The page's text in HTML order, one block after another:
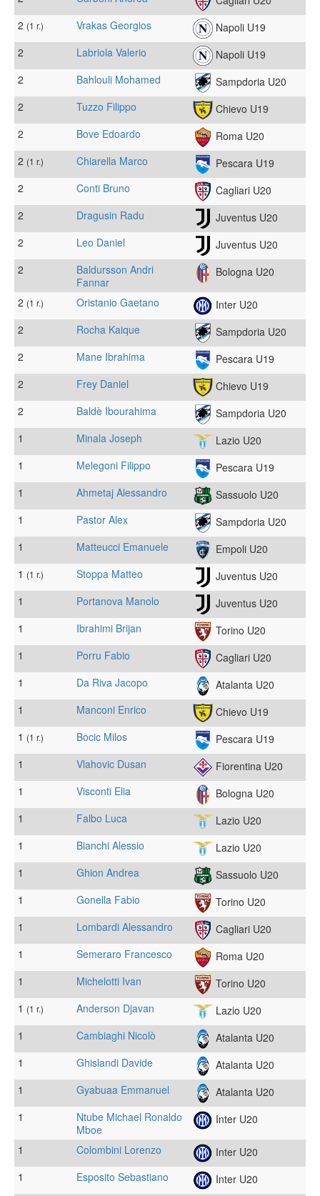
2 (1 r.) Vrakas Georgios
Napoli U19
2
Labriola Valerio
Napoli U19
2
Bahlouli Mohamed
Sampdoria U20
2
Tuzzo Filippo
Chievo U19
2
Bove Edoardo
Roma U20
2 (1 r.) Chiarella Marco
Pescara U19
2
Conti Bruno
Cagliari U20
2
Dragusin Radu
Juventus U20
2
Leo Daniel
Juventus U20
2
Baldursson Andri
Fannar
Bologna U20
2 (1 r.) Oristanio Gaetano
Inter U20
2
Rocha Kaique
Sampdoria U20
2
Mane Ibrahima
Pescara U19
2
Frey Daniel
Chievo U19
2
Baldè Ibourahima
Sampdoria U20
1
Minala Joseph
Lazio U20
1
Melegoni Filippo
Pescara U19
1
Ahmetaj Alessandro
Sassuolo U20
1
Pastor Alex
Sampdoria U20
1
Matteucci Emanuele
Empoli U20
1 (1 r.) Stoppa Matteo
Juventus U20
1
Portanova Manolo
Juventus U20
1
Ibrahimi Brijan
Torino U20
1
Porru Fabio
Cagliari U20
1
Da Riva Jacopo
Atalanta U20
1
Manconi Enrico
Chievo U19
1 (1 r.) Bocic Milos
Pescara U19
1
Vlahovic Dusan
Fiorentina U20
1
Visconti Elia
Bologna U20
1
Falbo Luca
Lazio U20
1
Bianchi Alessio
Lazio U20
1
Ghion Andrea
Sassuolo U20
1
Gonella Fabio
Torino U20
1
Lombardi Alessandro
Cagliari U20
1
Semeraro Francesco
Roma U20
1
Michelotti Ivan
Torino U20
1 (1 r.) Anderson Djavan
Lazio U20
1
Cambiaghi Nicolò
Atalanta U20
1
Ghislandi Davide
Atalanta U20
1
Gyabuaa Emmanuel
Atalanta U20
1
Ntube Michael Ronaldo
Mboe
Inter U20
1 Colombini Lorenzo
Inter U20
1
Esposito Sebastiano
Inter U20